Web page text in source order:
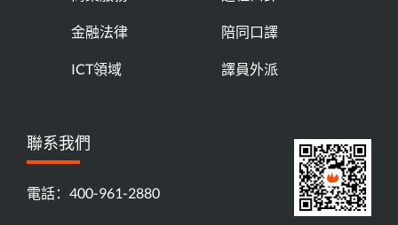
金融法律
ICT領域
陪同口譯
譯員外派
聯系我們
電話：400-961-2880